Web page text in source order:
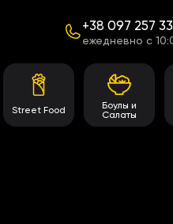
+38 097 257
ежедневно c
Street Food
Боулы и
Салаты